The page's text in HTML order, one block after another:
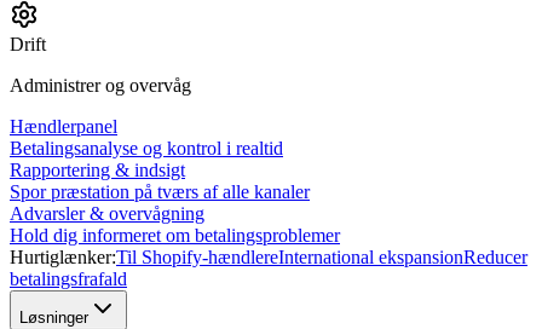
Drift
Administrer og overvåg
Hændlerpanel
Betalingsanalyse og kontrol i realtid
Rapportering & indsigt
Spor præstation på tværs af alle kanaler
Advarsler & overvågning
Hold dig informeret om betalingsproblemer
Hurtiglænker:Til Shopify-hændlereInternational ekspansionReducer
betalingsfrafald
Løsninger